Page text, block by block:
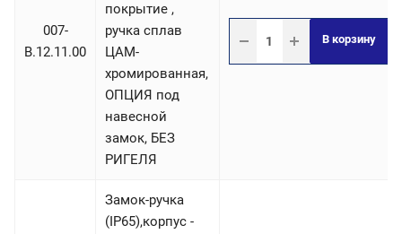
007-
B.12.11.00
покрытие ,
ручка сплав
ЦАМ-
хромированная,
ОПЦИЯ под
навесной
замок, БЕЗ
РИГЕЛЯ
В корзину
Замок-ручка
(IP65),корпус -